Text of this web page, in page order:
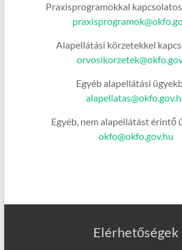
Praxisprogramokkal
Alapellátási körzetekkel
Egyéb alapellátási
Egyéb, nem alapellátást érintő
okfo@okfo.gov.hu
Elérhetőségek